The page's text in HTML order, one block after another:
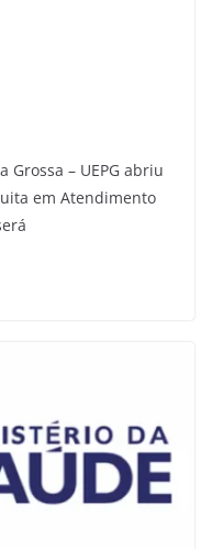
Grossa – UEPG abriu
em Atendimento